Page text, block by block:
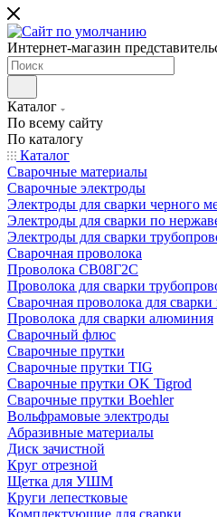
Интернет-магазин
Каталог
По всему сайту
По каталогу
Каталог
Сварочные материалы
Сварочные электроды
Электроды для сварки черного
Электроды для сварки по
Электроды для сварки
Сварочная проволока
Проволока СВ08Г2С
Проволока для сварки
Сварочная проволока для
Проволока для сварки алюминия
Сварочный флюс
Сварочные прутки
Сварочные прутки TIG
Сварочные прутки OK Tigrod
Сварочные прутки Boehler
Вольфрамовые электроды
Абразивные материалы
Диск зачистной
Круг отрезной
Щетка для УШМ
Круги лепестковые
Комплектующие для сварки